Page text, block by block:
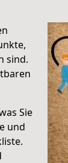
sind.
Sie
und